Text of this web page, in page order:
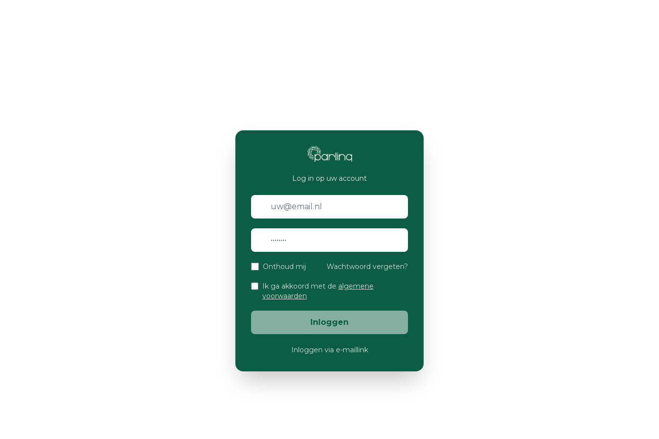
Log in op uw account
Onthoud mij Wachtwoord vergeten?
Ik ga akkoord met de algemene
voorwaarden
Inloggen
Inloggen via e-maillink